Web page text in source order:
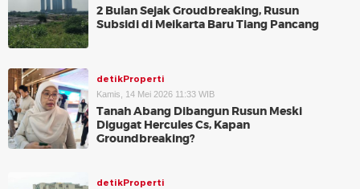
2 Bulan Sejak Groudbreaking, Rusun
Subsidi di Meikarta Baru Tiang Pancang
detikProperti
Kamis, 14 Mei 2026 11:33 WIB
Tanah Abang Dibangun Rusun Meski
Digugat Hercules Cs, Kapan
Groundbreaking?
detikProperti